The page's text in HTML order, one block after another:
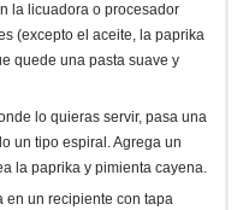
la licuadora o procesador
(excepto el aceite, la paprika
quede una pasta suave y
lo quieras servir, pasa una
un tipo espiral. Agrega un
la paprika y pimienta cayena.
en un recipiente con tapa